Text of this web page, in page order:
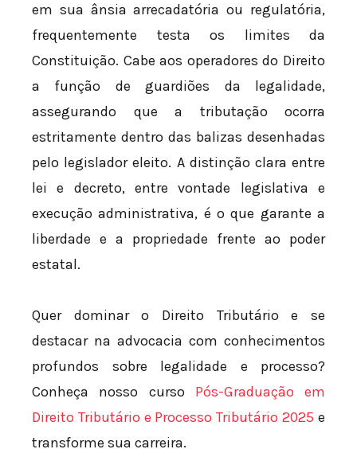
em sua ânsia arrecadatória ou regulatória,
frequentemente testa os limites da
Constituição. Cabe aos operadores do Direito
a função de guardiões da legalidade,
assegurando que a tributação ocorra
estritamente dentro das balizas desenhadas
pelo legislador eleito. A distinção clara entre
lei e decreto, entre vontade legislativa e
execução administrativa, é o que garante a
liberdade e a propriedade frente ao poder
estatal.
Quer dominar o Direito Tributário e se
destacar na advocacia com conhecimentos
profundos sobre legalidade e processo?
Conheça nosso curso Pós-Graduação em
Direito Tributário e Processo Tributário 2025 e
transforme sua carreira.